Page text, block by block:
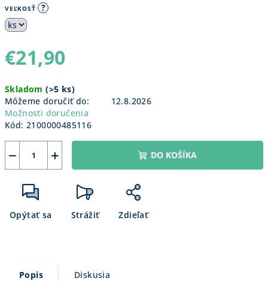
VEĽKOSŤ ?
€21,90
cena:
Skladom(>5 ks)
Môžeme doručiť do:
12.8.2026
Možnosti doručenia
Kód: 2100000485116
+
− DO KOŠÍKA
Opýtať sa Strážiť Zdieľať
Popis Diskusia